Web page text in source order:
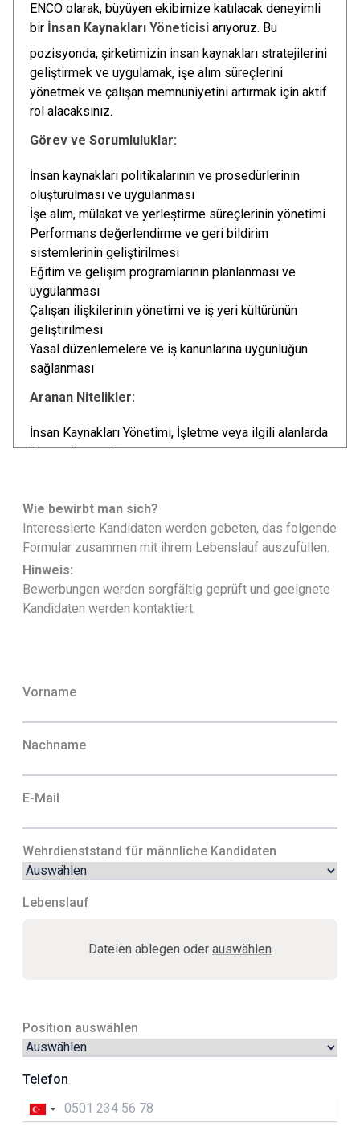
ENCO olarak, büyüyen ekibimize katılacak deneyimli
bir İnsan Kaynakları Yöneticisi arıyoruz. Bu
pozisyonda, şirketimizin insan kaynakları stratejilerini
geliştirmek ve uygulamak, işe alım süreçlerini
yönetmek ve çalışan memnuniyetini artırmak için aktif
rol alacaksınız.
Görev ve Sorumluluklar:
İnsan kaynakları politikalarının ve prosedürlerinin
oluşturulması ve uygulanması
İşe alım, mülakat ve yerleştirme süreçlerinin yönetimi
Performans değerlendirme ve geri bildirim
sistemlerinin geliştirilmesi
Eğitim ve gelişim programlarının planlanması ve
uygulanması
Çalışan ilişkilerinin yönetimi ve iş yeri kültürünün
geliştirilmesi
Yasal düzenlemelere ve iş kanunlarına uygunluğun
sağlanması
Aranan Nitelikler:
İnsan Kaynakları Yönetimi, İşletme veya ilgili alanlarda
lisans derecesi
bilgi
Etkin iletişim ve liderlik becerileri
Problem çözme ve organizasyon yeteneği
MS Office programlarına hakimiyet
Sunduğumuz İmkanlar:
Başvuru:
ik@enco.com.tr adresine iletmenizi rica ederiz. ENCO
ailesine katılmak ve birlikte büyümek için
başvurularınızı bekliyoruz!
Wie bewirbt man sich?
Interessierte Kandidaten werden gebeten, das folgende
Formular zusammen mit ihrem Lebenslauf auszufüllen.
Hinweis:
Bewerbungen werden sorgfältig geprüft und geeignete
Kandidaten werden kontaktiert.
Vorname
Nachname
E-Mail
Wehrdienststand für männliche Kandidaten
Lebenslauf
Dateien ablegen oder auswählen
Position auswählen
Telefon